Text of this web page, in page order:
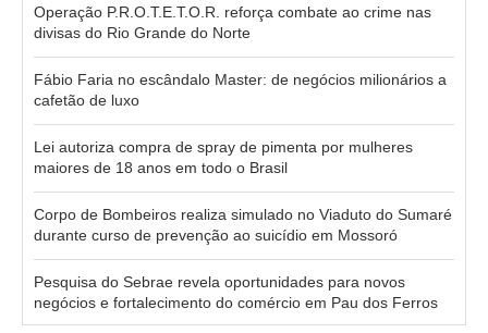
Operação P.R.O.T.E.T.O.R. reforça combate ao crime nas
divisas do Rio Grande do Norte
Fábio Faria no escândalo Master: de negócios milionários a
cafetão de luxo
Lei autoriza compra de spray de pimenta por mulheres
maiores de 18 anos em todo o Brasil
Corpo de Bombeiros realiza simulado no Viaduto do Sumaré
durante curso de prevenção ao suicídio em Mossoró
Pesquisa do Sebrae revela oportunidades para novos
negócios e fortalecimento do comércio em Pau dos Ferros